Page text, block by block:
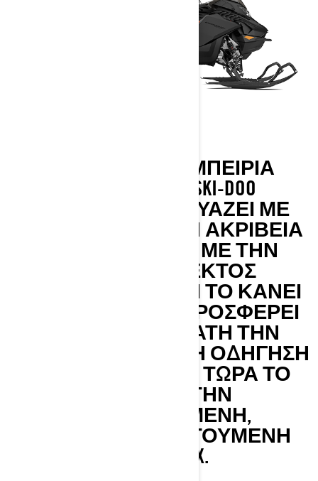
Η ΚΟΡΥΦΑΊΑ ΕΜΠΕΙΡΊΑ
CROSSOVER. ΤΟ SKI-DOO
BACKCOUNTRY ΣΥΝΔΥΆΖΕΙ ΜΕ
ΔΕΞΙΟΤΕΧΝΊΑ ΤΗΝ ΑΚΡΊΒΕΙΑ
ΣΤΟ ΜΟΝΟΠΆΤΙ ΜΕ ΤΗΝ
ΙΚΑΝΌΤΗΤΑ ΕΚΤΌΣ
ΜΟΝΟΠΑΤΙΟΎ, ΚΑΙ ΤΟ ΚΆΝΕΙ
ΜΕ ΤΡΌΠΟ ΠΟΥ ΠΡΟΣΦΈΡΕΙ
ΣΕ ΚΆΘΕ ΑΝΑΒΆΤΗ ΤΗΝ
ΚΑΛΎΤΕΡΗ ΔΥΝΑΤΉ ΟΔΉΓΗΣΗ
ΣΤΟ ΚΌΣΜΟ - ΚΑΙ ΤΏΡΑ ΤΟ
ΚΆΝΕΙ ΜΕ ΤΗΝ
ΑΠΟΔΕΔΕΙΓΜΈΝΗ,
ΥΠΕΡΤΡΟΦΟΔΟΤΟΎΜΕΝΗ
ΙΣΧΎ ROTAX.